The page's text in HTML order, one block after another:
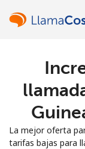
La mejor oferta
tarifas bajas para